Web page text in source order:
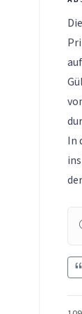
In